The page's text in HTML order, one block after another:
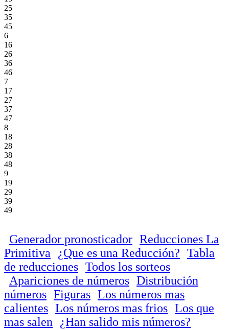
25
35
45
6
16
26
36
46
7
17
27
37
47
8
18
28
38
48
9
19
29
39
49
Generador pronosticador Reducciones La
Primitiva
¿Que es una Reducción? Tabla
de reducciones Todos los sorteos
Apariciones de números Distribución
números Figuras Los números mas
calientes Los números mas frios Los que
mas salen
¿Han salido mis números?